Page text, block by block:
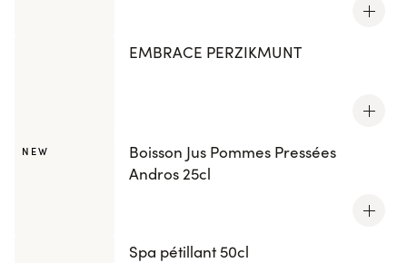
EMBRACE PERZIKMUNT
NEW
Boisson Jus Pommes Pressées
Andros 25cl
Spa pétillant 50cl